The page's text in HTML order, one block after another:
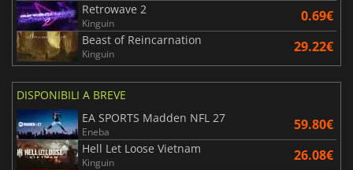
Retrowave 2
Kinguin 0.69€
Beast of Reincarnation
Kinguin 29.22€
DISPONIBILI A BREVE
EA SPORTS Madden NFL 27
Eneba 59.80€
Hell Let Loose Vietnam
Kinguin 26.08€